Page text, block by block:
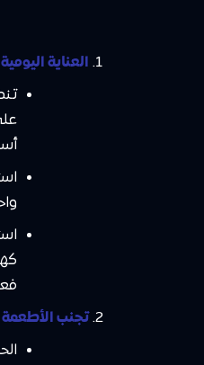
العناية
تجنب الأطعمة